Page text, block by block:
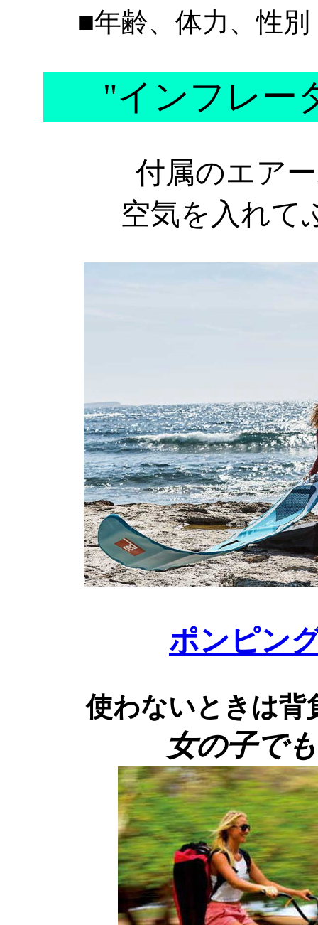
■年齢、体力、性
"インフレー
付属のエア
空気を入れて
ポンピン
使わないときは背
女の子で